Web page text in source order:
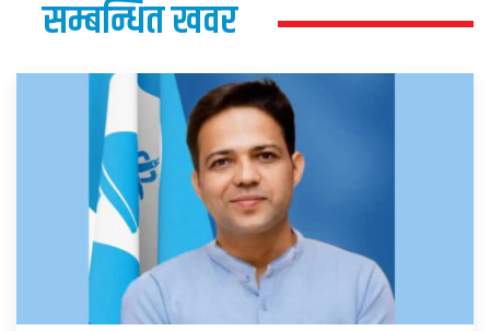
सम्बन्धित खवर